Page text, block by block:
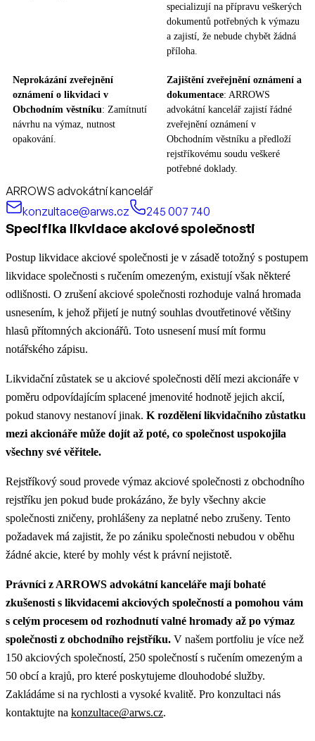
specializují na přípravu veškerých
dokumentů potřebných k výmazu
a zajistí, že nebude chybět žádná
příloha.
Neprokázání zveřejnění
oznámení o likvidaci v
Obchodním věstníku: Zamítnutí
návrhu na výmaz, nutnost
opakování.​
Zajištění zveřejnění oznámení a
dokumentace: ARROWS
advokátní kancelář zajistí řádné
zveřejnění oznámení v
Obchodním věstníku a předloží
rejstříkovému soudu veškeré
potřebné doklady.
ARROWS advokátní kancelář
konzultace@arws.cz
245 007 740
Specifika likvidace akciové společnosti
Postup likvidace akciové společnosti je v zásadě totožný s postupem
likvidace společnosti s ručením omezeným, existují však některé
odlišnosti. O zrušení akciové společnosti rozhoduje valná hromada
usnesením, k jehož přijetí je nutný souhlas dvoutřetinové většiny
hlasů přítomných akcionářů. Toto usnesení musí mít formu
notářského zápisu.​
Likvidační zůstatek se u akciové společnosti dělí mezi akcionáře v
poměru odpovídajícím splacené jmenovité hodnotě jejich akcií,
pokud stanovy nestanoví jinak. K rozdělení likvidačního zůstatku
mezi akcionáře může dojít až poté, co společnost uspokojila
všechny své věřitele.
Rejstříkový soud provede výmaz akciové společnosti z obchodního
rejstříku jen pokud bude prokázáno, že byly všechny akcie
společnosti zničeny, prohlášeny za neplatné nebo zrušeny. Tento
požadavek má zajistit, že po zániku společnosti nebudou v oběhu
žádné akcie, které by mohly vést k právní nejistotě.
Právníci z ARROWS advokátní kanceláře mají bohaté
zkušenosti s likvidacemi akciových společností a pomohou vám
s celým procesem od rozhodnutí valné hromady až po výmaz
společnosti z obchodního rejstříku. V našem portfoliu je více než
150 akciových společností, 250 společností s ručením omezeným a
50 obcí a krajů, pro které poskytujeme dlouhodobé služby.
Zakládáme si na rychlosti a vysoké kvalitě. Pro konzultaci nás
kontaktujte na konzultace@arws.cz.